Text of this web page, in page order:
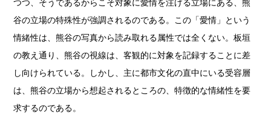
谷の立場の特殊性が強調されるのである。この「愛情」という
情緒性は、熊谷の写真から読み取れる属性では全くない。板垣
の教え通り、熊谷の視線は、客観的に対象を記録することに差
し向けられている。しかし、主に都市文化の直中にいる受容層
は、熊谷の立場から想起されるところの、特徴的な情緒性を要
求するのである。